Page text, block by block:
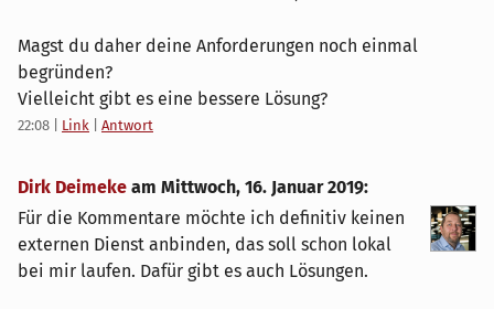
Magst du daher deine Anforderungen noch einmal
begründen?
Vielleicht gibt es eine bessere Lösung?
22:08 Link Antwort
Dirk Deimeke am Mittwoch, 16. Januar 2019:
Für die Kommentare möchte ich definitiv keinen
externen Dienst anbinden, das soll schon lokal
bei mir laufen. Dafür gibt es auch Lösungen.